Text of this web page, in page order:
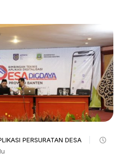
PERSURATAN DESA